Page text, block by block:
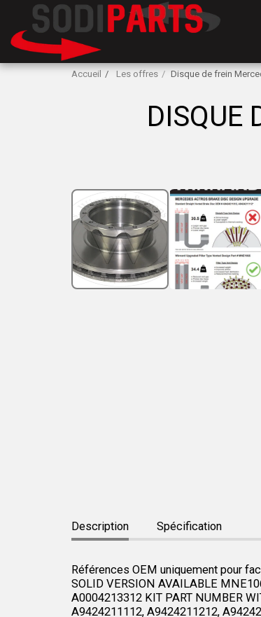
Accueil Les offres Disque de frein
DISQUE
PRIX HT
Description Spécification
Références OEM uniquement pour
SOLID VERSION AVAILABLE
A0004213312 KIT PART NUMBER
A9424211112, A9424211212,